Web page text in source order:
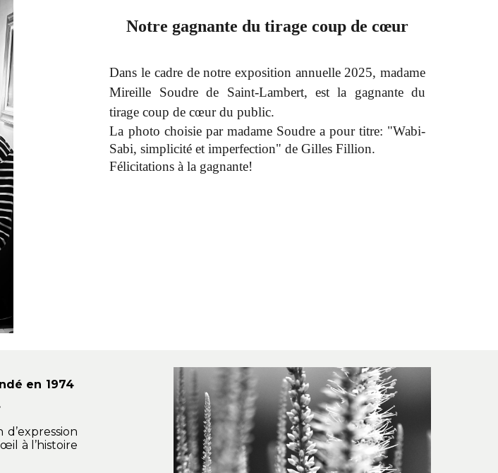
Notre gagnante du tirage coup de cœur
Dans le cadre de notre exposition annuelle 2025, madame
Mireille Soudre de Saint-Lambert, est la gagnante du
tirage coup de cœur du public.
La photo choisie par madame Soudre a pour titre: "Wabi-
Sabi, simplicité et imperfection" de Gilles Fillion.
Félicitations à la gagnante!
en 1974
à l’histoire